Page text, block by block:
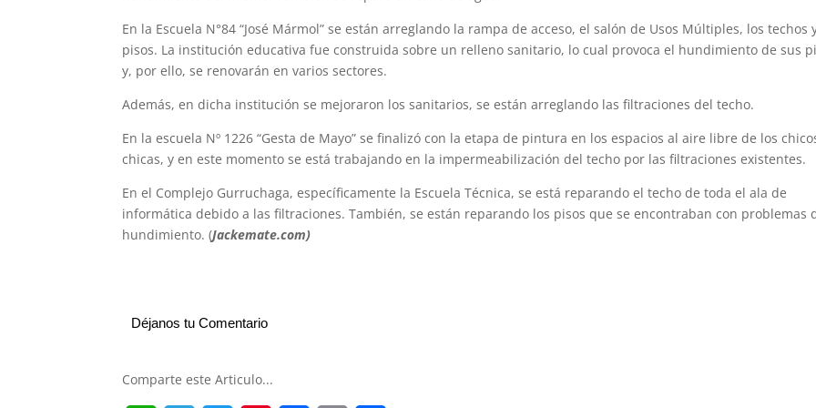
En la Escuela N°84 “José Mármol” se están arreglando la rampa de acceso, el salón de Usos Múltiples, los techos
pisos. La institución educativa fue construida sobre un relleno sanitario, lo cual provoca el hundimiento de sus
y, por ello, se renovarán en varios sectores.
Además, en dicha institución se mejoraron los sanitarios, se están arreglando las filtraciones del techo.
En la escuela Nº 1226 “Gesta de Mayo” se finalizó con la etapa de pintura en los espacios al aire libre de los
chicas, y en este momento se está trabajando en la impermeabilización del techo por las filtraciones existentes.
En el Complejo Gurruchaga, específicamente la Escuela Técnica, se está reparando el techo de toda el ala de
informática debido a las filtraciones. También, se están reparando los pisos que se encontraban con problemas
hundimiento. (Jackemate.com)
Déjanos tu Comentario
Comparte este Articulo...